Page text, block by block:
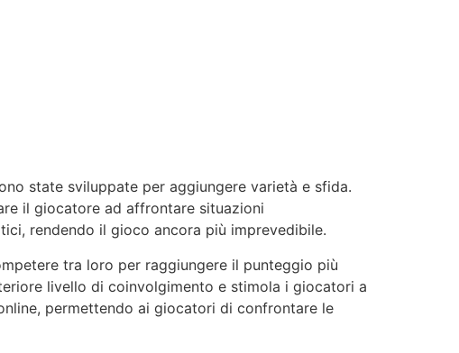
state sviluppate per aggiungere varietà e sfida.
il giocatore ad affrontare situazioni
rendendo il gioco ancora più imprevedibile.
tra loro per raggiungere il punteggio più
livello di coinvolgimento e stimola i giocatori a
permettendo ai giocatori di confrontare le